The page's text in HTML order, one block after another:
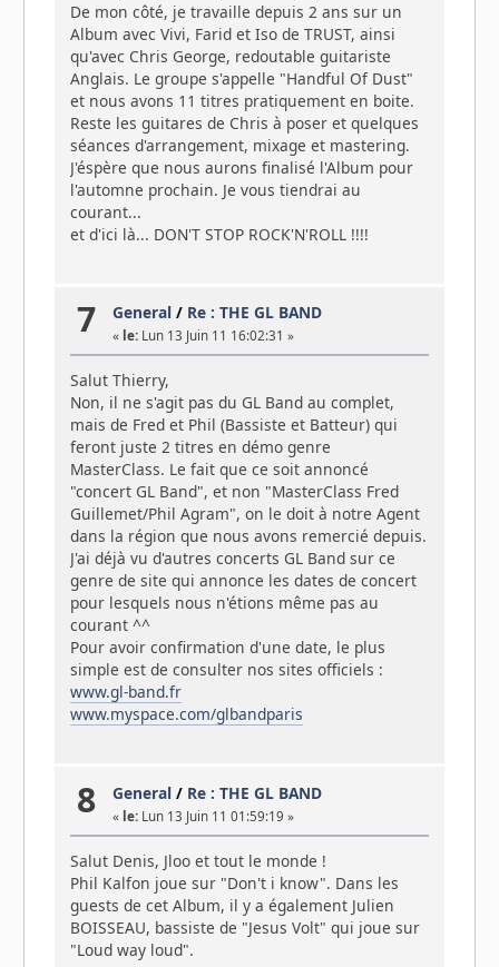
De mon côté, je travaille depuis 2 ans sur un
Album avec Vivi, Farid et Iso de TRUST, ainsi
qu'avec Chris George, redoutable guitariste
Anglais. Le groupe s'appelle "Handful Of Dust"
et nous avons 11 titres pratiquement en boite.
Reste les guitares de Chris à poser et quelques
séances d'arrangement, mixage et mastering.
J'éspère que nous aurons finalisé l'Album pour
l'automne prochain. Je vous tiendrai au
courant...
et d'ici là... DON'T STOP ROCK'N'ROLL !!!!
7 General / Re : THE GL BAND
« le: Lun 13 Juin 11 16:02:31 »
Salut Thierry,
Non, il ne s'agit pas du GL Band au complet,
mais de Fred et Phil (Bassiste et Batteur) qui
feront juste 2 titres en démo genre
MasterClass. Le fait que ce soit annoncé
"concert GL Band", et non "MasterClass Fred
Guillemet/Phil Agram", on le doit à notre Agent
dans la région que nous avons remercié depuis.
J'ai déjà vu d'autres concerts GL Band sur ce
genre de site qui annonce les dates de concert
pour lesquels nous n'étions même pas au
courant ^^
Pour avoir confirmation d'une date, le plus
simple est de consulter nos sites officiels :
www.gl-band.fr
www.myspace.com/glbandparis
8 General / Re : THE GL BAND
« le: Lun 13 Juin 11 01:59:19 »
Salut Denis, Jloo et tout le monde !
Phil Kalfon joue sur "Don't i know". Dans les
guests de cet Album, il y a également Julien
BOISSEAU, bassiste de "Jesus Volt" qui joue sur
"Loud way loud".